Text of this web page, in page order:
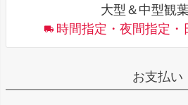
大型＆中型観
時間指定・夜間指定・
お支払い